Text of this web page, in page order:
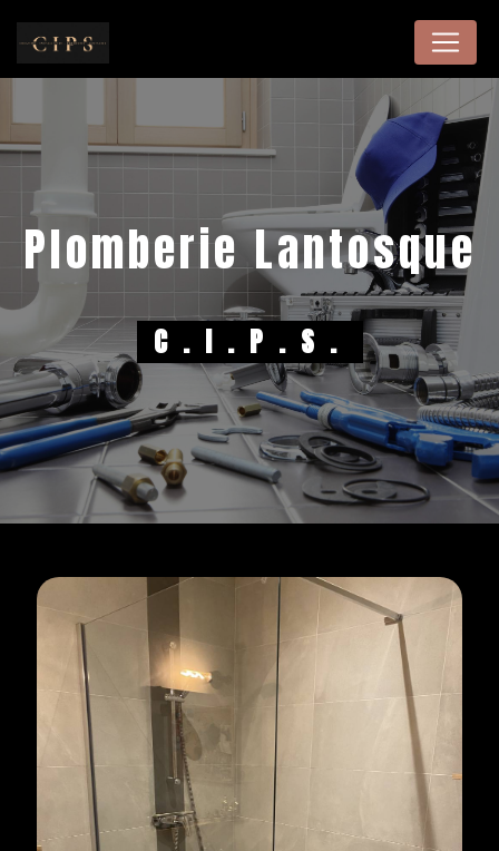
plomberie Lantosque
C.I.P.S.